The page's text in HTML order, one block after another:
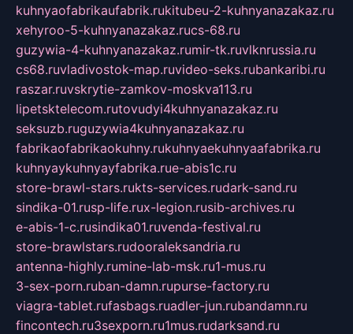
kuhnyaofabrikaufabrik.rukitubeu-2-kuhnyanazakaz.ru
xehyroo-5-kuhnyanazakaz.rucs-68.ru
guzywia-4-kuhnyanazakaz.rumir-tk.ruvlknrussia.ru
cs68.ruvladivostok-map.ruvideo-seks.rubankaribi.ru
raszar.ruvskrytie-zamkov-moskva113.ru
lipetsktelecom.rutovudyi4kuhnyanazakaz.ru
seksuzb.ruguzywia4kuhnyanazakaz.ru
fabrikaofabrikaokuhny.rukuhnyaekuhnyaafabrika.ru
kuhnyaykuhnyayfabrika.rue-abis1c.ru
store-brawl-stars.rukts-services.rudark-sand.ru
sindika-01.rusp-life.rux-legion.rusib-archives.ru
e-abis-1-c.rusindika01.ruvenda-festival.ru
store-brawlstars.rudooraleksandria.ru
antenna-highly.rumine-lab-msk.ru1-mus.ru
3-sex-porn.ruban-damn.rupurse-factory.ru
viagra-tablet.rufasbags.ruadler-jun.rubandamn.ru
fincontech.ru3sexporn.ru1mus.rudarksand.ru